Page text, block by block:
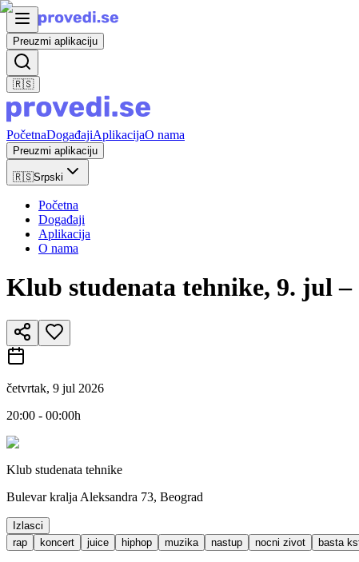
Preuzmi aplikaciju
🇷🇸
PočetnaDogađajiAplikacijaO nama
Preuzmi aplikaciju
🇷🇸Srpski
Početna
Događaji
Aplikacija
O nama
Klub studenata tehnike, 9. jul
četvrtak, 9 jul 2026
20:00 - 00:00h
Klub studenata tehnike
Bulevar kralja Aleksandra 73, Beograd
Izlasci
rap
koncert juice hiphop muzika nastup nocni zivot basta